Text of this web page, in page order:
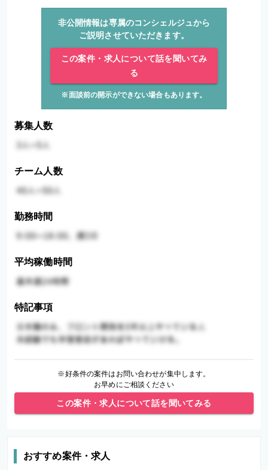
非公開情報は専属のコンシェルジュから
ご説明させていただきます。
この案件・求人について話を聞いてみ
る
※面談前の開示ができない場合もあります。
募集人数
チーム人数
勤務時間
平均稼働時間
特記事項
※好条件の案件はお問い合わせが集中します。
お早めにご相談ください
この案件・求人について話を聞いてみる
おすすめ案件・求人